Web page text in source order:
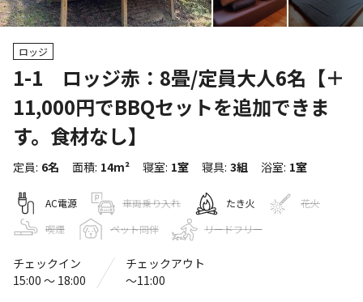
ロッジ
1-1 ロッジ赤：8畳/定員大人6名【＋
11,000円でBBQセットを追加できま
す。食材なし】
定員: 6名 面積: 14m² 寝室: 1室 寝具: 3組 浴室: 1室
AC電源 車両乗り入れ たき火
花火
喫煙
ペット同伴 リードフリー
チェックイン
15:00 〜 18:00
チェックアウト
〜11:00
トップ
WEB予約可能 クーポン利用可
キャンプサイト
宿泊施設
94
BonfireBase 富津キャンプビレッジ
Googleマップで見る
灰捨て場
ゴミ捨て場